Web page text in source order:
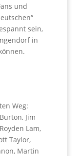
und
sein,
in
Weg:
Jim
Lam,
Taylor,
Martin